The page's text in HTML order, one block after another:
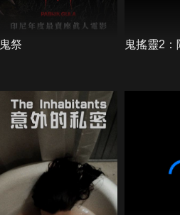
鬼祭 鬼搖靈2：